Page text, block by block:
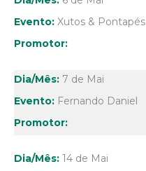
Xutos & Pontapés
7 de Mai
Fernando Daniel
14 de Mai